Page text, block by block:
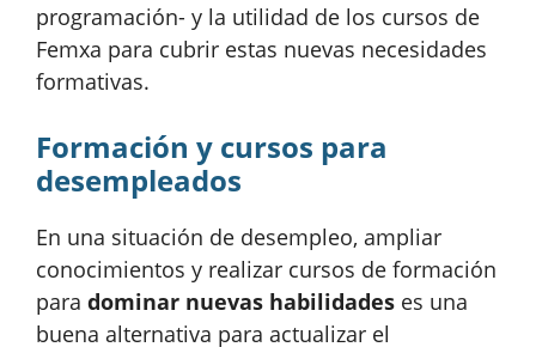
programación- y la utilidad de los cursos de
Femxa para cubrir estas nuevas necesidades
formativas.
Formación y cursos para
desempleados
En una situación de desempleo, ampliar
conocimientos y realizar cursos de formación
para dominar nuevas habilidades es una
buena alternativa para actualizar el